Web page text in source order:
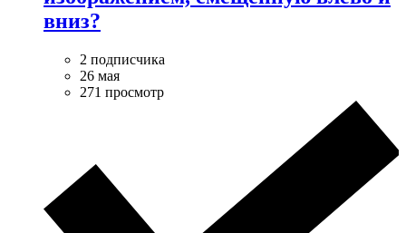
вниз?
2 подписчика
26 мая
271 просмотр